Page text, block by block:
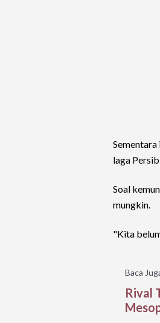
laga
Soal
mungkin.
"Kita
Baca
Rival